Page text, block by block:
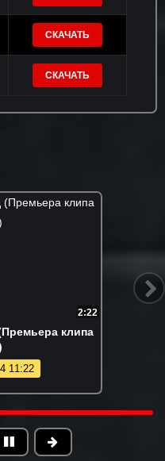
СКАЧАТЬ
СКАЧАТЬ
3:31
(Премьера
20:27